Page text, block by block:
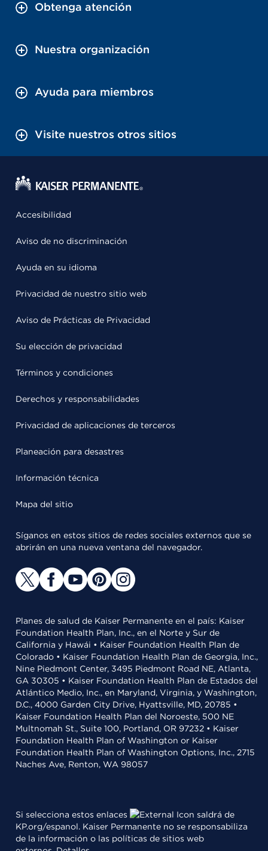
Obtenga atención
Nuestra organización
Ayuda para miembros
Visite nuestros otros sitios
Accesibilidad
Aviso de no discriminación
Ayuda en su idioma
Privacidad de nuestro sitio web
Aviso de Prácticas de Privacidad
Su elección de privacidad
Términos y condiciones
Derechos y responsabilidades
Privacidad de aplicaciones de terceros
Planeación para desastres
Información técnica
Mapa del sitio
Síganos en estos sitios de redes sociales externos que se
abrirán en una nueva ventana del navegador.
Planes de salud de Kaiser Permanente en el país: Kaiser
Foundation Health Plan, Inc., en el Norte y Sur de
California y Hawái • Kaiser Foundation Health Plan de
Colorado • Kaiser Foundation Health Plan de Georgia, Inc.,
Nine Piedmont Center, 3495 Piedmont Road NE, Atlanta,
GA 30305 • Kaiser Foundation Health Plan de Estados del
Atlántico Medio, Inc., en Maryland, Virginia, y Washington,
D.C., 4000 Garden City Drive, Hyattsville, MD, 20785 •
Kaiser Foundation Health Plan del Noroeste, 500 NE
Multnomah St., Suite 100, Portland, OR 97232 • Kaiser
Foundation Health Plan of Washington or Kaiser
Foundation Health Plan of Washington Options, Inc., 2715
Naches Ave, Renton, WA 98057
Si selecciona estos enlaces
saldrá de
KP.org/espanol. Kaiser Permanente no se responsabiliza
de la información o las políticas de sitios web